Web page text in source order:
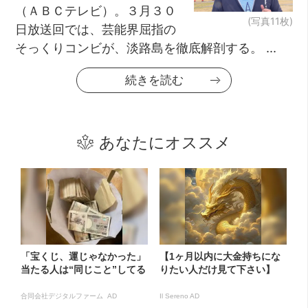
(写真11枚)
（ＡＢＣテレビ）。３月３０
日放送回では、芸能界屈指の
そっくりコンビが、淡路島を徹底解剖する。 ...
続きを読む
あなたにオススメ
「宝くじ、運じゃなかった」
当たる人は“同じこと”してる
合同会社デジタルファーム AD
【1ヶ月以内に大金持ちにな
りたい人だけ見て下さい】
Il Sereno AD